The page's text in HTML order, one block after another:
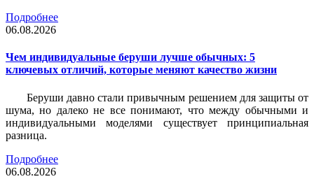
Подробнее
06.08.2026
Чем индивидуальные беруши лучше обычных: 5
ключевых отличий, которые меняют качество жизни
Беруши давно стали привычным решением для защиты от
шума, но далеко не все понимают, что между обычными и
индивидуальными моделями существует принципиальная
разница.
Подробнее
06.08.2026